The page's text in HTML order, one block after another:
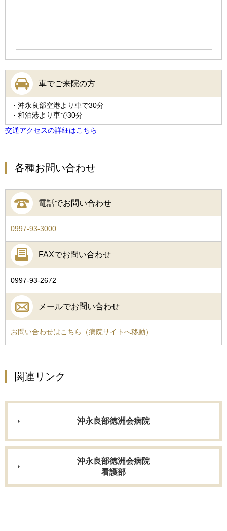
車でご来院の方
・沖永良部空港より車で30分
・和泊港より車で30分
交通アクセスの詳細はこちら
各種お問い合わせ
電話でお問い合わせ
0997-93-3000
FAXでお問い合わせ
0997-93-2672
メールでお問い合わせ
お問い合わせはこちら（病院サイトへ移動）
関連リンク
沖永良部徳洲会病院
沖永良部徳洲会病院
看護部